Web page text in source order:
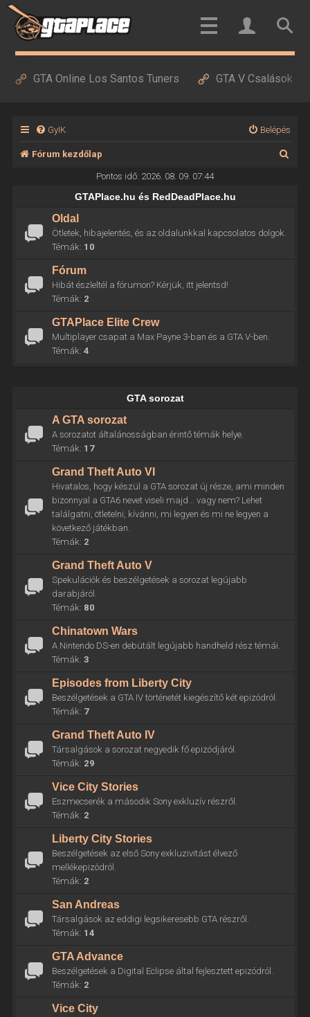
GTA Online Los Santos Tuners GTA V Csalások
GyIK Belépés
Fórum kezdőlap
Pontos idő: 2026. 08. 09. 07:44
GTAPlace.hu és RedDeadPlace.hu
Oldal
Ötletek, hibajelentés, és az oldalunkkal kapcsolatos dolgok.
Témák: 10
Fórum
Hibát észleltél a fórumon? Kérjük, itt jelentsd!
Témák: 2
GTAPlace Elite Crew
Multiplayer csapat a Max Payne 3-ban és a GTA V-ben.
Témák: 4
GTA sorozat
A GTA sorozat
A sorozatot általánosságban érintő témák helye.
Témák: 17
Grand Theft Auto VI
Hivatalos, hogy készül a GTA sorozat új része, ami minden
bizonnyal a GTA6 nevet viseli majd... vagy nem? Lehet
találgatni, ötletelni, kívánni, mi legyen és mi ne legyen a
következő játékban.
Témák: 2
Grand Theft Auto V
Spekulációk és beszélgetések a sorozat legújabb
darabjáról.
Témák: 80
Chinatown Wars
A Nintendo DS-en debütált legújabb handheld rész témái.
Témák: 3
Episodes from Liberty City
Beszélgetések a GTA IV történetét kiegészítő két epizódról.
Témák: 7
Grand Theft Auto IV
Társalgások a sorozat negyedik fő epizódjáról.
Témák: 29
Vice City Stories
Eszmecserék a második Sony exkluzív részről.
Témák: 2
Liberty City Stories
Beszélgetések az első Sony exkluzivitást élvező
mellékepizódról.
Témák: 2
San Andreas
Társalgások az eddigi legsikeresebb GTA részről.
Témák: 14
GTA Advance
Beszélgetések a Digital Eclipse által fejlesztett epizódról.
Témák: 2
Vice City